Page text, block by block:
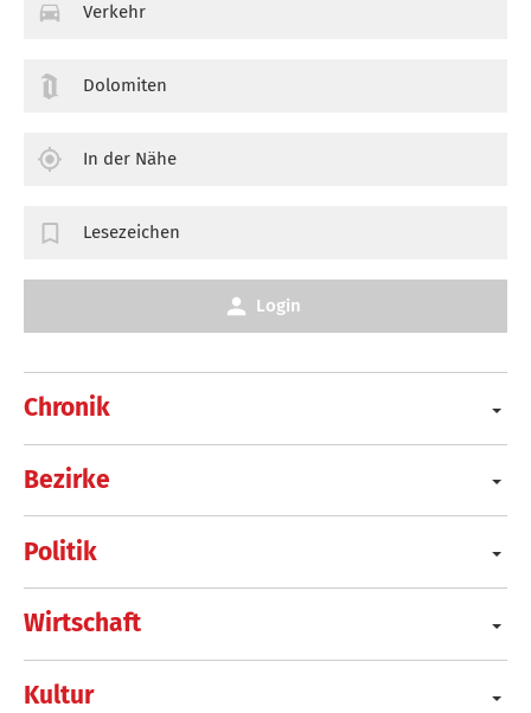
Chronik
Bezirke
Politik
Wirtschaft
Kultur
Verkehr
Dolomiten
In der Nähe
Lesezeichen
Login